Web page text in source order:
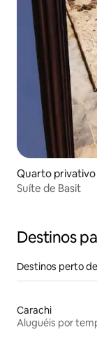
Quarto privativo
Suíte de Basit
Destinos
Destinos perto
Carachi
Aluguéis por